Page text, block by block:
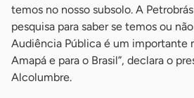
temos no nosso subsolo. A
pesquisa para saber se temos ou
Audiência Pública é um importante
Amapá e para o Brasil”, declara o
Alcolumbre.